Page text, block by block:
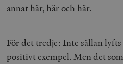
annathär,härochhär.
För det tredje: Inte sällan
positivt exempel. Men det